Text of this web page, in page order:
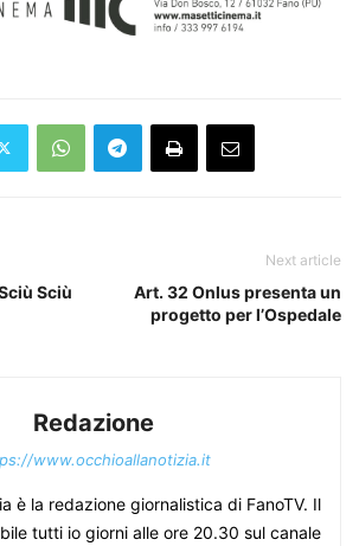
Sciù
Next article
Art. 32 Onlus presenta un
progetto per l’Ospedale
Redazione
www.occhioallanotizia.it
è la redazione giornalistica di FanoTV. Il
tutti io giorni alle ore 20.30 sul canale